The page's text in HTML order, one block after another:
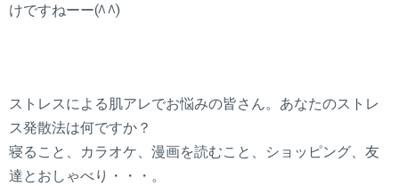
けですねーー(^^)
ストレスによる肌アレでお悩みの皆さん。あなたのストレ
ス発散法は何ですか？
寝ること、カラオケ、漫画を読むこと、ショッピング、友
達とおしゃべり・・・。